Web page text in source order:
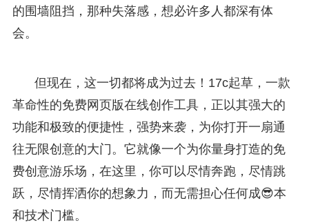
的围墙阻挡，那种失落感，想必许多人都深有体
会。
但现在，这一切都将成为过去！17c起草，一款
革命性的免费网页版在线创作工具，正以其强大的
功能和极致的便捷性，强势来袭，为你打开一扇通
往无限创意的大门。它就像一个为你量身打造的免
费创意游乐场，在这里，你可以尽情奔跑，尽情跳
跃，尽情挥洒你的想象力，而无需担心任何成😎本
和技术门槛。